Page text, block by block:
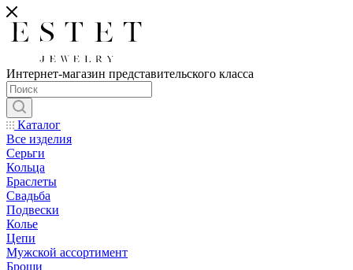
Интернет-магазин представительского класса
Каталог
Все изделия
Серьги
Кольца
Браслеты
Свадьба
Подвески
Колье
Цепи
Мужской ассортимент
Броши